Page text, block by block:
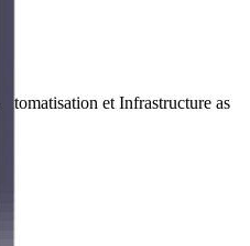
et Infrastructure as